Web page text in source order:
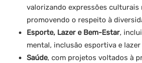
valorizando expressões culturais
promovendo o respeito à
Esporte, Lazer e Bem-Estar,
mental, inclusão esportiva e
Saúde, com projetos voltados à